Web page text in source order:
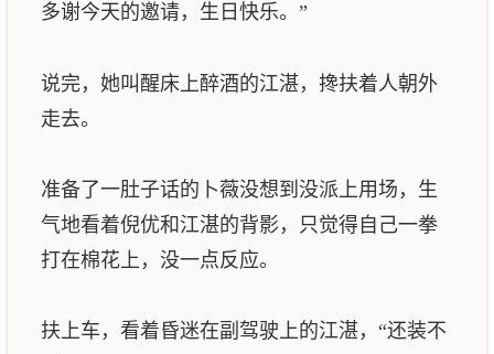
多谢今天的邀请，生日快乐。”
说完，她叫醒床上醉酒的江湛，搀扶着人朝外
走去。
准备了一肚子话的卜薇没想到没派上用场，生
气地看着倪优和江湛的背影，只觉得自己一拳
打在棉花上，没一点反应。
扶上车，看着昏迷在副驾驶上的江湛，“还装不